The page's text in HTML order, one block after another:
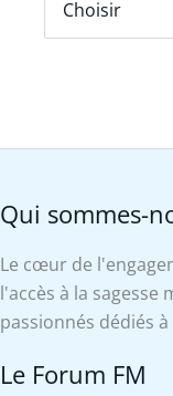
Choisir
Qui sommes-
Le cœur de
l'accès à la sagesse
passionnés dédiés
Le Forum FM